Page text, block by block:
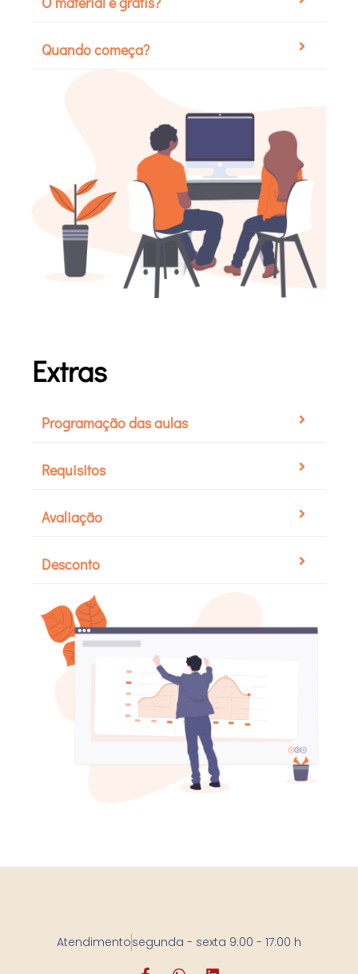
Quando começa?
Extras
Programação das aulas
Requisitos
Avaliação
Desconto
Atendimentosegunda - sexta 9:00 - 17:00 h